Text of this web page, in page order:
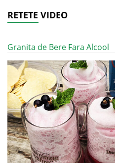
RETETE VIDEO
Granita de Bere Fara Alcool